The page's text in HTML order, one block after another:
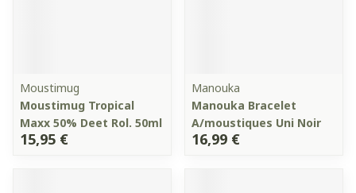
Moustimug
Moustimug Tropical
Maxx 50% Deet Rol. 50ml
15,95 €
Manouka
Manouka Bracelet
A/moustiques Uni Noir
16,99 €